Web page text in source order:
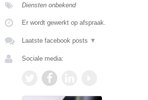
Diensten onbekend
Er wordt gewerkt op afspraak.
Laatste facebook posts ▼
Sociale media: